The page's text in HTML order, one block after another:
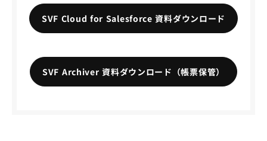
SVF Cloud for Salesforce 資料ダウンロード
SVF Archiver 資料ダウンロード（帳票保管）